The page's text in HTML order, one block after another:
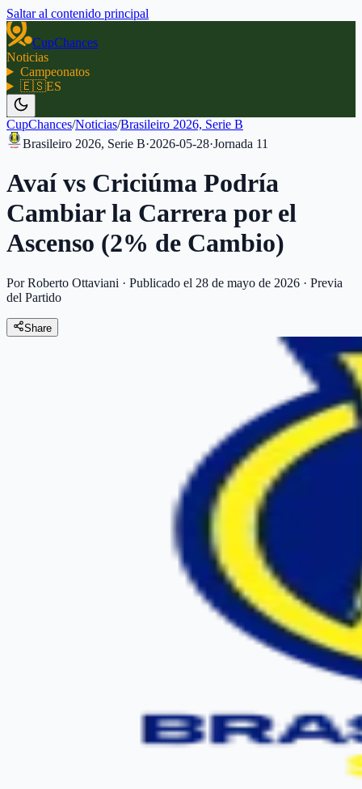
Saltar al contenido principal
CupChances
Noticias
Campeonatos
🇪🇸ES
CupChances/Noticias/Brasileiro 2026, Serie B
Brasileiro 2026, Serie B·2026-05-28·Jornada 11
Avaí vs Criciúma Podría
Cambiar la Carrera por el
Ascenso (2% de Cambio)
Por Roberto Ottaviani · Publicado el 28 de mayo de 2026 · Previa
del Partido
Share